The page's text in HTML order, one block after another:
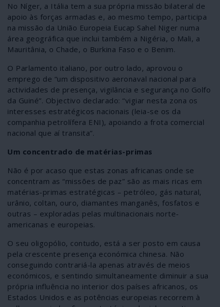
No Níger, a Itália tem a sua própria missão bilateral de
apoio às forças armadas e, ao mesmo tempo, participa
na missão da União Europeia Eucap Sahel Niger numa
área geográfica que inclui também a Nigéria, o Mali, a
Mauritânia, o Chade, o Burkina Faso e o Benim.
O Parlamento italiano, por outro lado, aprovou o
emprego de “um dispositivo aeronaval nacional para
actividades de presença, vigilância e segurança no Golfo
da Guiné”. Objectivo declarado: “vigiar nesta zona os
interesses estratégicos nacionais (leia-se os da
companhia petrolífera ENI), apoiando a frota comercial
nacional que aí transita”.
Um concentrado de matérias-primas
Não é por acaso que estas zonas africanas onde se
concentram as “missões de paz” são as mais ricas em
matérias-primas estratégicas – petróleo, gás natural,
urânio, coltan, ouro, diamantes manganês, fosfatos e
outras – exploradas pelas multinacionais norte-
americanas e europeias.
O seu oligopólio, contudo, está a ser posto em causa
pela crescente presença económica chinesa. Não
conseguindo contrariá-la apenas através de meios
económicos, e sentindo simultaneamente diminuir a sua
própria influência no interior dos países africanos, os
Estados Unidos e as potências europeias recorrem à